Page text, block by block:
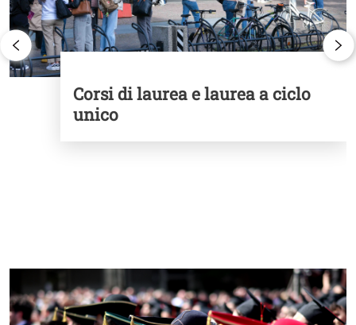
Corsi di laurea e laurea a ciclo
unico